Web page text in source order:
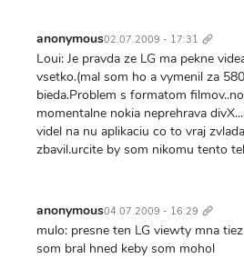
anonymous02.07.2009 - 17:31 odkaz
Loui: Je pravda ze LG ma pekne
vsetko.(mal som ho a vymenil za
bieda.Problem s formatom
momentalne nokia neprehrava
videl na nu aplikaciu co to vraj
zbavil.urcite by som nikomu tento
anonymous04.07.2009 - 16:29 odkaz
mulo: presne ten LG viewty mna
som bral hned keby som mohol